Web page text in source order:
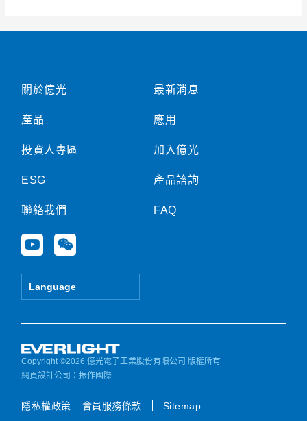
關於億光
產品
投資人專區
ESG
聯絡我們
Y
o
u
e
W
e
i
Language
最新消息
應用
加入億光
產品諮詢
FAQ
Copyright ©2026 億光電子工業股份有限公司 版權所有
網頁設計公司 ：振作國際
隱私權政策 會員服務條款 Sitemap